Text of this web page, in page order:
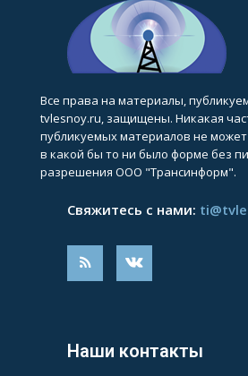
Все права на материалы,
tvlesnoy.ru, защищены. Никакая
публикуемых материалов не
в какой бы то ни было форме без
разрешения ООО "Трансинформ".
Свяжитесь с нами:
Наши контакты